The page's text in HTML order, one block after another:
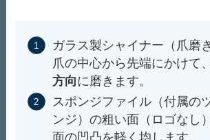
ガラス製シャイナー（爪磨
爪の中心から先端にかけて
方向に磨きます。
スポンジファイル（付属の
ンジ）の粗い面（ロゴなし
面の凹凸を軽く均します。